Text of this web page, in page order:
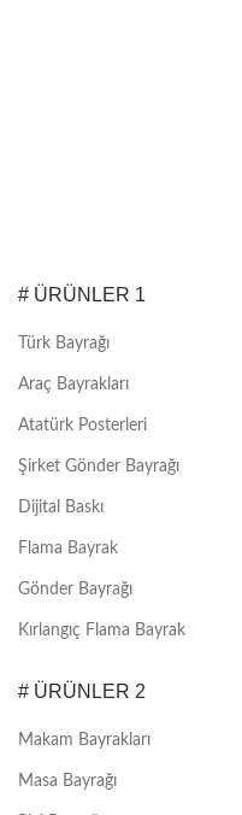
# ÜRÜNLER 1
Türk Bayrağı
Araç Bayrakları
Atatürk Posterleri
Şirket Gönder Bayrağı
Dijital Baskı
Flama Bayrak
Gönder Bayrağı
Kırlangıç Flama Bayrak
# ÜRÜNLER 2
Makam Bayrakları
Masa Bayrağı